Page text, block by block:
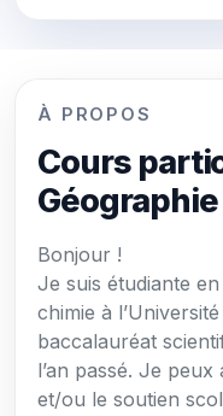
À PROPOS
Cours
Géographie
Bonjour !
Je suis étudiante
chimie à
baccalauréat
l’an passé. Je peux
et/ou le soutien